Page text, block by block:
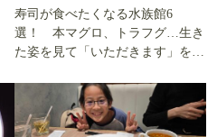
寿司が食べたくなる水族館6
選！ 本マグロ、トラフグ…生き
た姿を見て「いただきます」を考